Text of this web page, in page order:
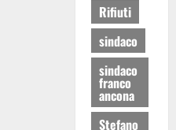
Rifiuti
sindaco
sindaco
franco
ancona
Stefano